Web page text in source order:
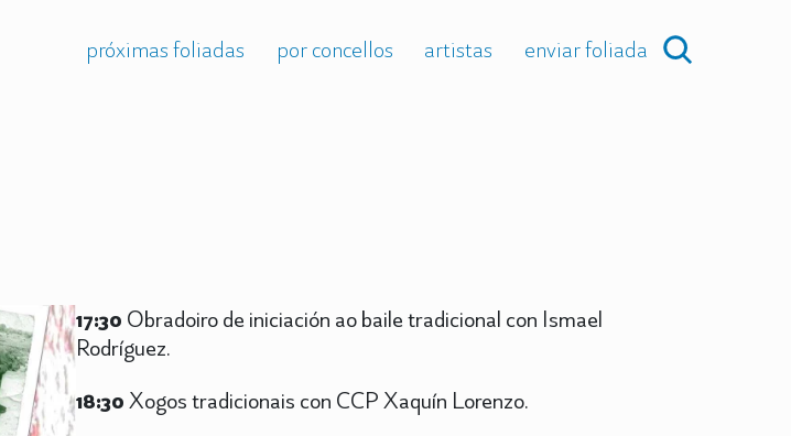
próximas foliadas por concellos artistas enviar foliada
17:30 Obradoiro de iniciación ao baile tradicional con Ismael
Rodríguez.
18:30Xogos tradicionais con CCP Xaquín Lorenzo.